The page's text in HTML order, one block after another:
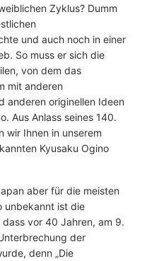
Zyklus? Dumm
und auch noch in einer
So muss er sich die
von dem das
mit anderen
anderen originellen Ideen
Aus Anlass seines 140.
wir Ihnen in unserem
Kyusaku Ogino
aber für die meisten
unbekannt ist die
dass vor 40 Jahren, am 9.
der
denn „Die